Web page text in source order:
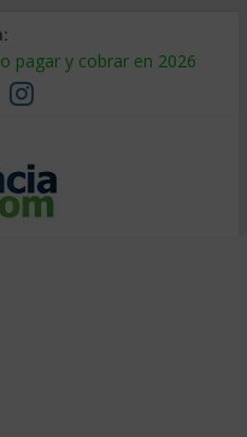
pagar y cobrar en 2026
sale tan caro
auditarla a tiempo
qué hacer
segmentarlo y venderle